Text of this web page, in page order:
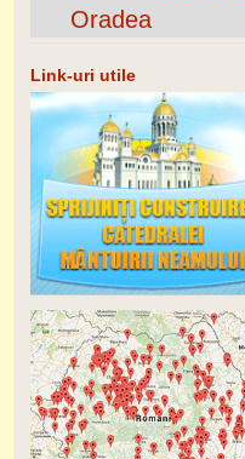
Oradea
Link-uri utile